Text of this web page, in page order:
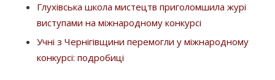
Глухівська школа мистецтв приголомшила журі
виступами на міжнародному конкурсі
Учні з Чернігівщини перемогли у міжнародному
конкурсі: подробиці